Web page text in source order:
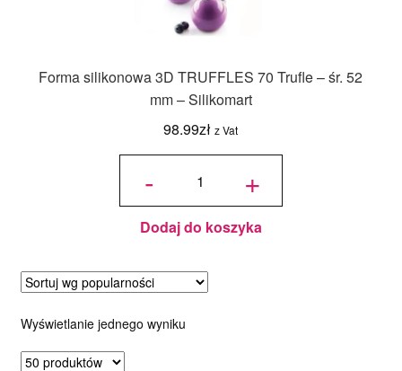
Forma silikonowa 3D TRUFFLES 70 Trufle – śr. 52
mm – Silikomart
98.99zł z Vat
-
ilość Forma
TRUFFLES
70 Trufle -
śr. 52 mm -
Silikomart +
Dodaj do koszyka
Wyświetlanie jednego wyniku